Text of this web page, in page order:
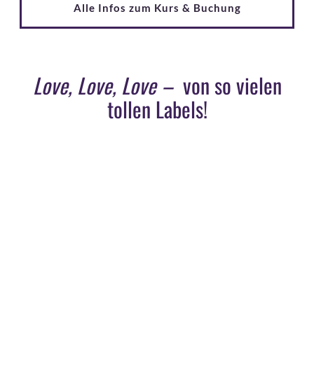
Alle Infos zum Kurs & Buchung
Love, Love, Love – von so vielen
tollen Labels!